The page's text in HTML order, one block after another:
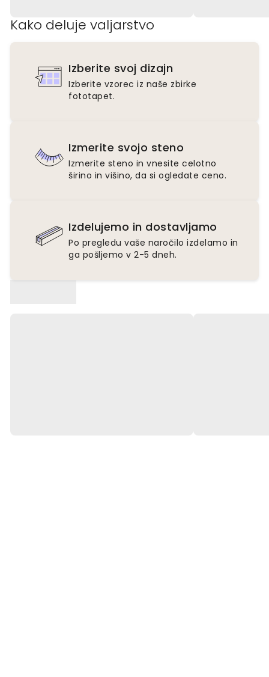
Kako deluje valjarstvo
Izberite svoj dizajn
Izberite vzorec iz naše zbirke
fototapet.
Izmerite svojo steno
Izmerite steno in vnesite celotno
širino in višino, da si ogledate ceno.
Izdelujemo in dostavljamo
Po pregledu vaše naročilo izdelamo in
ga pošljemo v 2-5 dneh.